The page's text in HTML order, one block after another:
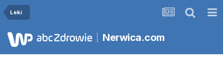
Leki
Nerwica.com